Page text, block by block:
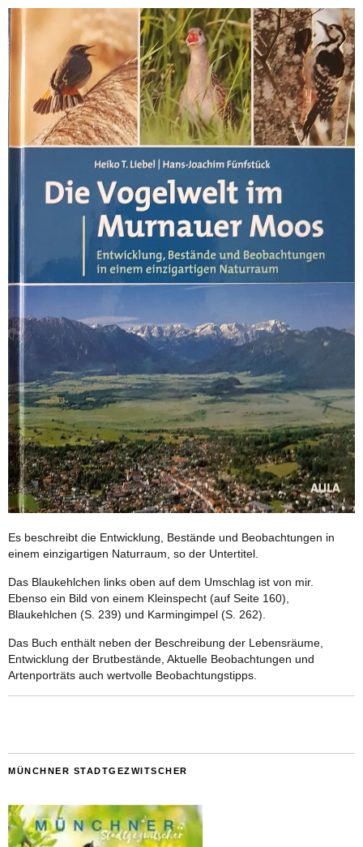
Es beschreibt die Entwicklung, Bestände und Beobachtungen in
einem einzigartigen Naturraum, so der Untertitel.
Das Blaukehlchen links oben auf dem Umschlag ist von mir.
Ebenso ein Bild von einem Kleinspecht (auf Seite 160),
Blaukehlchen (S. 239) und Karmingimpel (S. 262).
Das Buch enthält neben der Beschreibung der Lebensräume,
Entwicklung der Brutbestände, Aktuelle Beobachtungen und
Artenporträts auch wertvolle Beobachtungstipps.
MÜNCHNER STADTGEZWITSCHER